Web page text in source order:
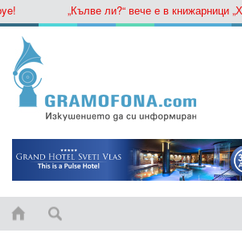
„Кълве ли?“ вече е в книжарници „Хеликон“